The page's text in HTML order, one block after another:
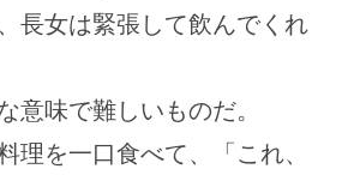
長女は緊張して飲んでくれ
意味で難しいものだ。
理を一口食べて、「これ、